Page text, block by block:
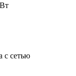
с сетью